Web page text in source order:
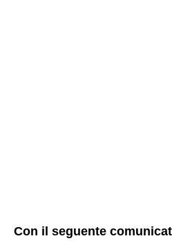
Con il seguente